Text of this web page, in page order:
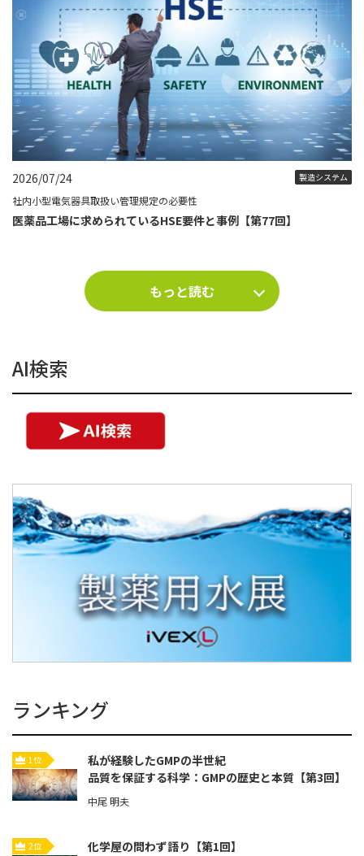
2026/07/24 製造システム
社内小型電気器具取扱い管理規定の必要性
医薬品工場に求められているHSE要件と事例【第77回】
もっと読む
AI検索
ランキング
1位
私が経験したGMPの半世紀
品質を保証する科学：GMPの歴史と本質【第3回】
中尾 明夫
2位 化学屋の問わず語り【第1回】